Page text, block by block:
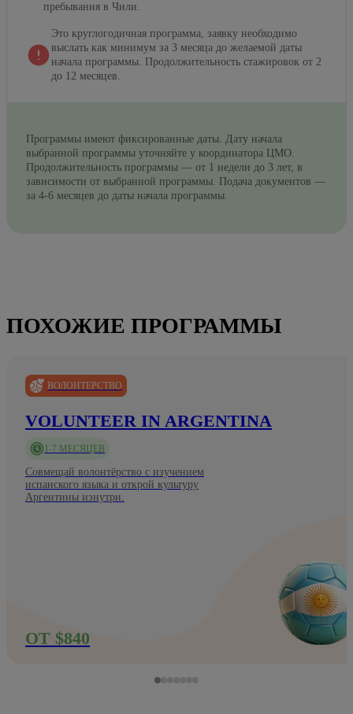
пребывания в Чили.
Это круглогодичная программа, заявку необходимо
выслать как минимум за 3 месяца до желаемой даты
начала программы. Продолжительность стажировок от 2
до 12 месяцев.
Программы имеют фиксированные даты. Дату начала
выбранной программы уточняйте у координатора ЦМО.
Продолжительность программы — от 1 недели до 3 лет, в
зависимости от выбранной программы. Подача документов —
за 4-6 месяцев до даты начала программы.
ПОХОЖИЕ ПРОГРАММЫ
ВОЛОНТЕРСТВО
VOLUNTEER IN ARGENTINA
1-7 МЕСЯЦЕВ
Совмещай волонтёрство с изучением
испанского языка и открой культуру
Аргентины изнутри.
ОТ $840